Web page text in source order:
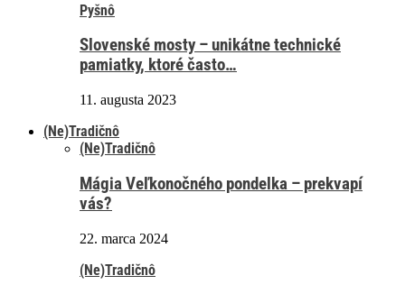
Pyšnô
Slovenské mosty – unikátne technické
pamiatky, ktoré často…
11. augusta 2023
(Ne)Tradičnô
(Ne)Tradičnô
Mágia Veľkonočného pondelka – prekvapí
vás?
22. marca 2024
(Ne)Tradičnô